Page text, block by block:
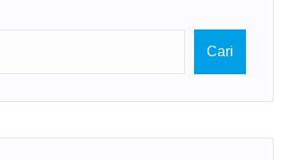
Cari